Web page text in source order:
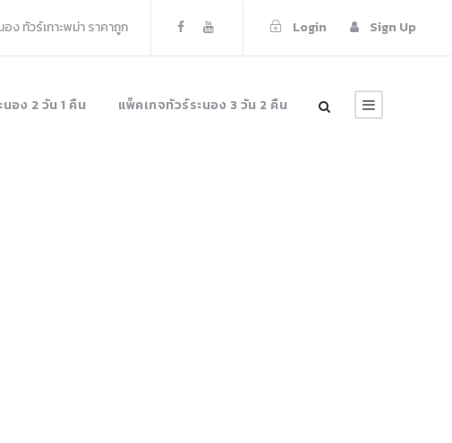
อง ทัวร์เกาะพม่า ราคาถูก Login Sign Up
อง 2 วัน 1 คืน แพ็คเกจทัวร์ระนอง 3 วัน 2 คืน